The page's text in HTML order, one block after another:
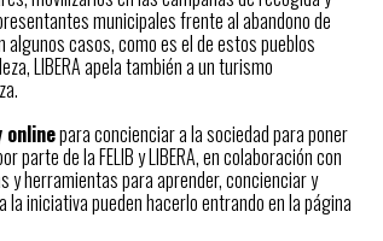
municipales frente al abandono de
algunos casos, como es el de estos pueblos
LIBERA apela también a un turismo
onlinepara concienciar a la sociedad para poner
de la FELIB y LIBERA, en colaboración con
y herramientas para aprender, concienciar y
iniciativa pueden hacerlo entrando en la página